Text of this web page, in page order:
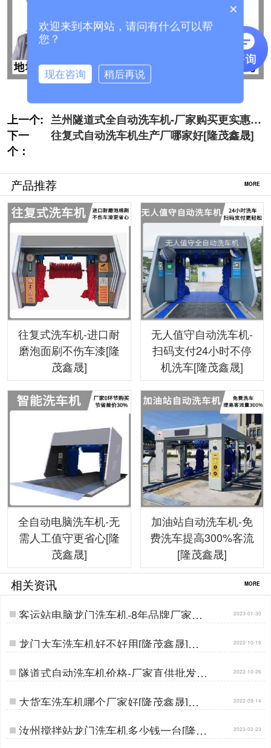
上一个: 兰州隧道式全自动洗车机-厂家购买更实惠
[隆茂鑫晟]
下一
个：
往复式自动洗车机生产厂哪家好[隆茂鑫晟]
产品推荐 MORE
往复式洗车机-进口耐
磨泡面刷不伤车漆[隆
茂鑫晟]
无人值守自动洗车机-
扫码支付24小时不停
机洗车[隆茂鑫晟]
全自动电脑洗车机-无
需人工值守更省心[隆
茂鑫晟]
加油站自动洗车机-免
费洗车提高300%客流
[隆茂鑫晟]
相关资讯 MORE
客运站电脑龙门洗车机-8年品牌厂家在
这里[隆茂鑫晟]…
2023-01-30
龙门大车洗车机好不好用[隆茂鑫晟]… 2022-10-16
隧道式自动洗车机价格-厂家直供批发价
[隆茂鑫晟]…
2022-10-26
大货车洗车机哪个厂家好[隆茂鑫晟]… 2022-09-14
汝州搅拌站龙门洗车机多少钱一台[隆茂
鑫晟]…
2023-02-23
×
欢迎来到本网站，请问有什么可以帮
您？
现在咨询 稍后再说